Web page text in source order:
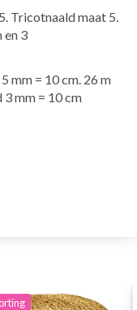
Tricotnaald maat 5.
en 3
mm = 10 cm. 26 m
mm = 10 cm